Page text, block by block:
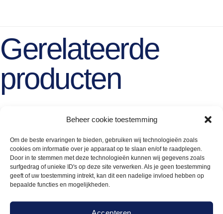
Beheer cookie toestemming
Om de beste ervaringen te bieden, gebruiken wij technologieën zoals
cookies om informatie over je apparaat op te slaan en/of te raadplegen.
Door in te stemmen met deze technologieën kunnen wij gegevens zoals
surfgedrag of unieke ID's op deze site verwerken. Als je geen toestemming
geeft of uw toestemming intrekt, kan dit een nadelige invloed hebben op
bepaalde functies en mogelijkheden.
Gerelateerde
producten